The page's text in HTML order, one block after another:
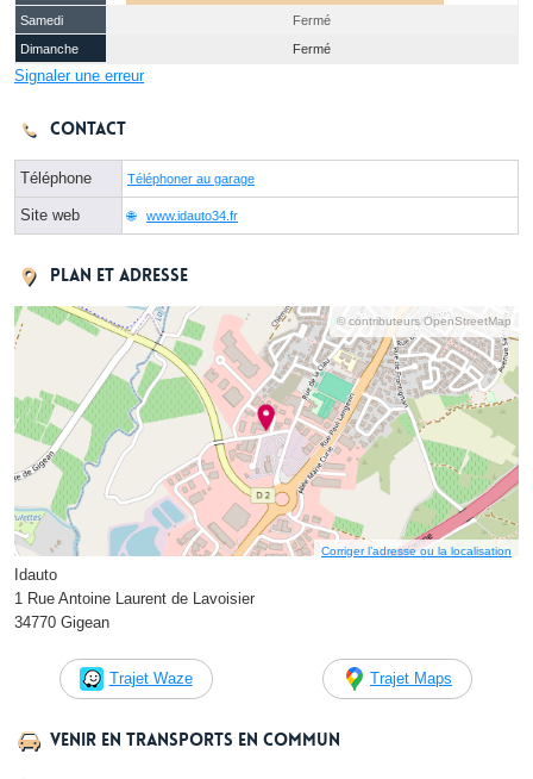
Samedi
Fermé
Dimanche
Fermé
Signaler une erreur
Contact
Téléphone Téléphoner au garage
Site web www.idauto34.fr
Plan et adresse
© contributeurs OpenStreetMap
Corriger l’adresse ou la localisation
Idauto
1 Rue Antoine Laurent de Lavoisier
34770 Gigean
Trajet Waze Trajet Maps
Venir en transports en commun